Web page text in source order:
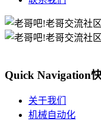
Quick Navigation
关于我们
机械自动化